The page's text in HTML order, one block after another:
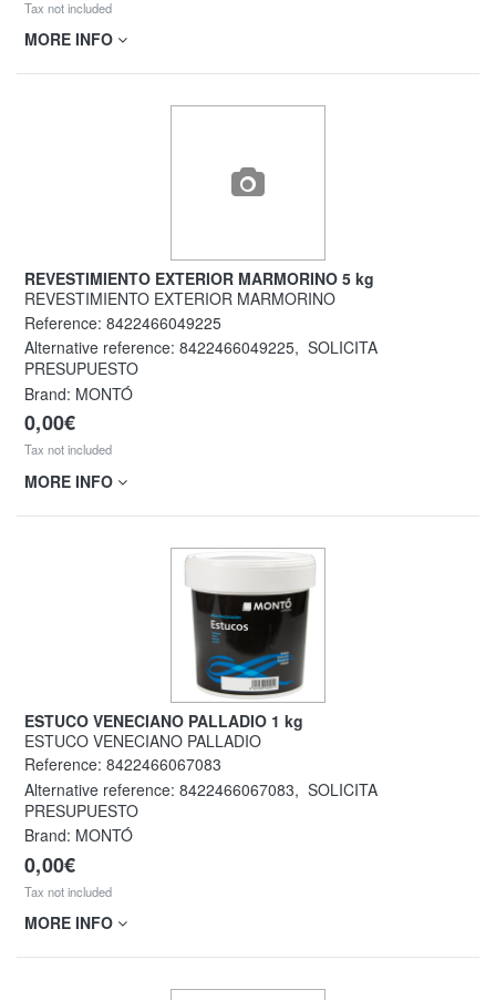
Tax not included
MORE INFO
REVESTIMIENTO EXTERIOR MARMORINO 5 kg
REVESTIMIENTO EXTERIOR MARMORINO
Reference: 8422466049225
Alternative reference: 8422466049225, SOLICITA
PRESUPUESTO
Brand: MONTÓ
0,00€
Tax not included
MORE INFO
ESTUCO VENECIANO PALLADIO 1 kg
ESTUCO VENECIANO PALLADIO
Reference: 8422466067083
Alternative reference: 8422466067083, SOLICITA
PRESUPUESTO
Brand: MONTÓ
0,00€
Tax not included
MORE INFO